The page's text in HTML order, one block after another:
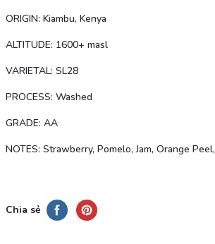
ORIGIN: Kiambu, Kenya
ALTITUDE: 1600+ masl
VARIETAL: SL28
PROCESS: Washed
GRADE: AA
NOTES: Strawberry, Pomelo, Jam, Orange
Chia sẻ